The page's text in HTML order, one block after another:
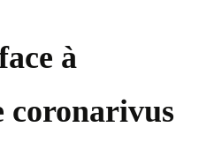
à
coronarivus